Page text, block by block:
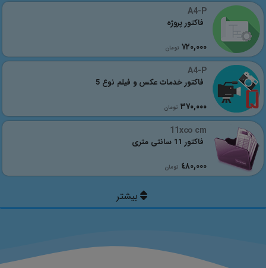
A4-P
٧٢٠,٠٠٠ تومان
فاکتور پروژه
A4-P
٣٧٠,٠٠٠ تومان
فاکتور خدمات عکس و فیلم نوع 5
11x∞ cm
٤٨٠,٠٠٠ تومان
فاکتور 11 سانتی متری